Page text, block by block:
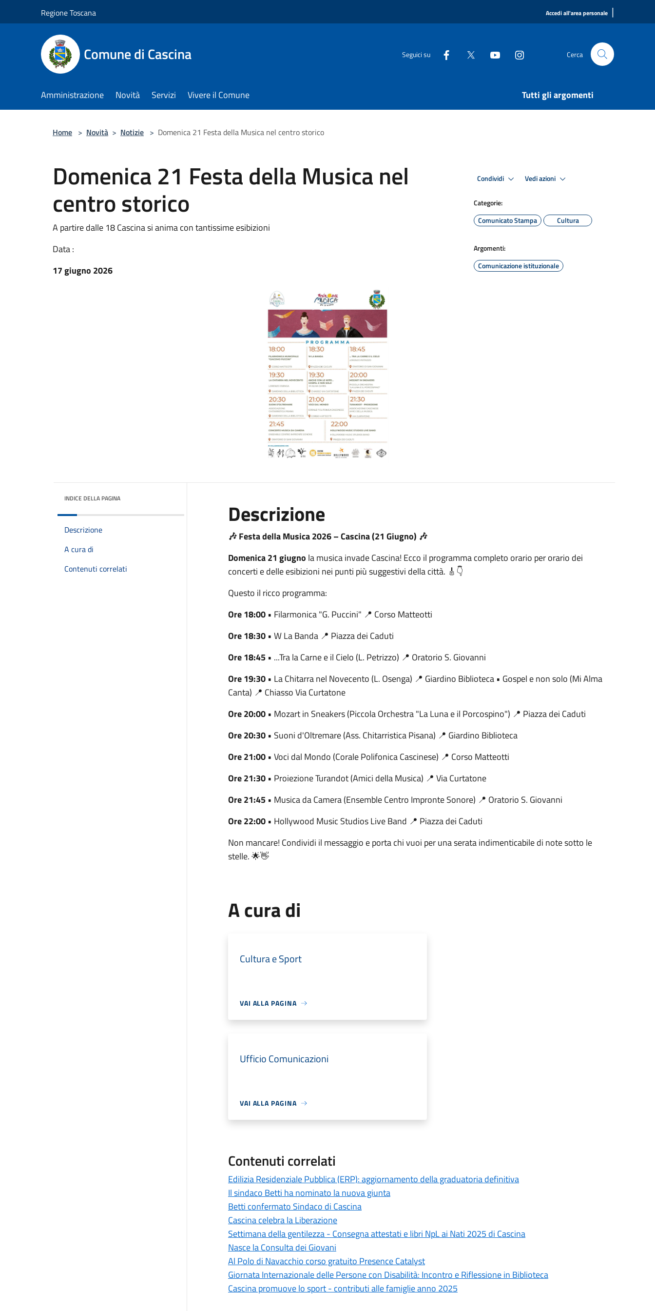
Regione Toscana Accedi all'area personale |
Comune di Cascina Seguici su Cerca
Amministrazione Novità Servizi Vivere il Comune Tutti gli argomenti
Home > Novità > Notizie > Domenica 21 Festa della Musica nel centro storico
Domenica 21 Festa della Musica nel
centro storico
A partire dalle 18 Cascina si anima con tantissime esibizioni
Data :
17 giugno 2026
Condividi Vedi azioni
Categorie:
Comunicato Stampa
Cultura
Argomenti:
Comunicazione istituzionale
INDICE DELLA PAGINA
Descrizione
A cura di
Contenuti correlati
Descrizione
🎶 Festa della Musica 2026 – Cascina (21 Giugno) 🎶
Domenica 21 giugno la musica invade Cascina! Ecco il programma completo orario per orario dei
concerti e delle esibizioni nei punti più suggestivi della città. 🎸👇
Questo il ricco programma:
Ore 18:00• Filarmonica "G. Puccini" 📍 Corso Matteotti
Ore 18:30• W La Banda 📍 Piazza dei Caduti
Ore 18:45• ...Tra la Carne e il Cielo (L. Petrizzo) 📍 Oratorio S. Giovanni
Ore 19:30• La Chitarra nel Novecento (L. Osenga) 📍 Giardino Biblioteca • Gospel e non solo (Mi Alma
Canta) 📍 Chiasso Via Curtatone
Ore 20:00• Mozart in Sneakers (Piccola Orchestra "La Luna e il Porcospino") 📍 Piazza dei Caduti
Ore 20:30• Suoni d'Oltremare (Ass. Chitarristica Pisana) 📍 Giardino Biblioteca
Ore 21:00• Voci dal Mondo (Corale Polifonica Cascinese) 📍 Corso Matteotti
Ore 21:30• Proiezione Turandot (Amici della Musica) 📍 Via Curtatone
Ore 21:45• Musica da Camera (Ensemble Centro Impronte Sonore) 📍 Oratorio S. Giovanni
Ore 22:00• Hollywood Music Studios Live Band 📍 Piazza dei Caduti
Non mancare! Condividi il messaggio e porta chi vuoi per una serata indimenticabile di note sotto le
stelle. 🌟👋
A cura di
Cultura e Sport
VAI ALLA PAGINA
Ufficio Comunicazioni
VAI ALLA PAGINA
Contenuti correlati
Edilizia Residenziale Pubblica (ERP): aggiornamento della graduatoria definitiva
Il sindaco Betti ha nominato la nuova giunta
Betti confermato Sindaco di Cascina
Cascina celebra la Liberazione
Settimana della gentilezza - Consegna attestati e libri NpL ai Nati 2025 di Cascina
Nasce la Consulta dei Giovani
Al Polo di Navacchio corso gratuito Presence Catalyst
Giornata Internazionale delle Persone con Disabilità: Incontro e Riflessione in Biblioteca
Cascina promuove lo sport - contributi alle famiglie anno 2025